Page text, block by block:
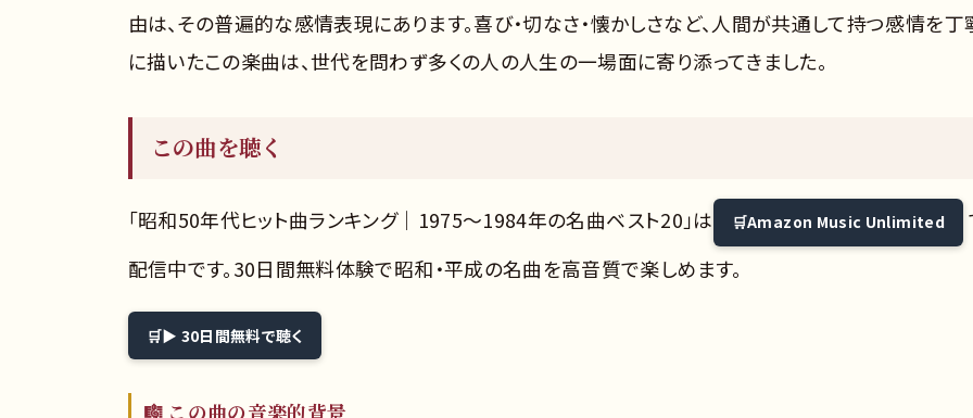
由は、その普遍的な感情表現にあります。喜び・切なさ・懐かしさなど、人間が共通して持つ感情を丁
に描いたこの楽曲は、世代を問わず多くの人の人生の一場面に寄り添ってきました。
この曲を聴く
「昭和50年代ヒット曲ランキング｜1975〜1984年の名曲ベスト20」は Amazon Music Unlimited
配信中です。30日間無料体験で昭和・平成の名曲を高音質で楽しめます。
▶ 30日間無料で聴く
🎼 この曲の音楽的背景